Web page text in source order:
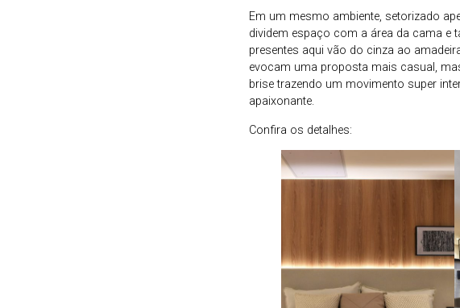
Em um mesmo ambiente, setorizado
dividem espaço com a área da cama e
presentes aqui vão do cinza ao
evocam uma proposta mais casual,
brise trazendo um movimento super
apaixonante.
Confira os detalhes: